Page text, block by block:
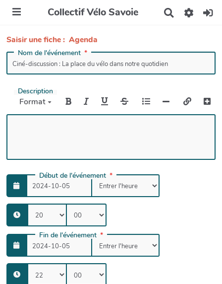
Collectif Vélo Savoie
e
Saisir une fiche : Agenda
Nom de l'événement
Description
Format
Début de l'événement
Fin de l'événement